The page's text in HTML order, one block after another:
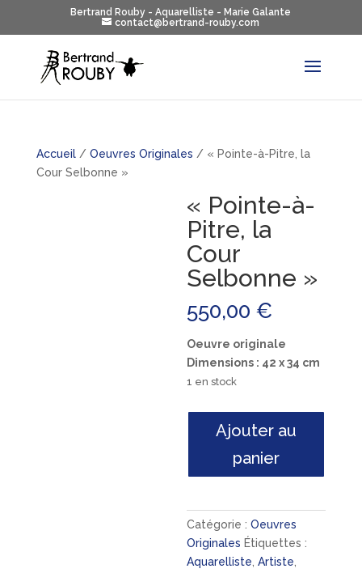
Bertrand Rouby - Aquarelliste - Marie Galante
contact@bertrand-rouby.com
Accueil/ Oeuvres Originales / « Pointe-à-Pitre, la
Cour Selbonne »
« Pointe-à-
Pitre, la
Cour
Selbonne »
550,00€
Oeuvre originale
Dimensions : 42 x 34 cm
1 en stock
à-
la
Cour
Selbonne"
Ajouter au
panier
Catégorie :Oeuvres
Originales Étiquettes :
Aquarelliste ,Artiste